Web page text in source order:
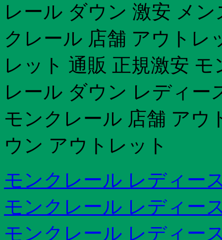
レール ダウン 激安 メ
クレール 店舗 アウトレ
レット 通販 正規激安
レール ダウン レディー
モンクレール 店舗 アウ
ウン アウトレット
モンクレール レディー
モンクレール レディー
モンクレール レディー